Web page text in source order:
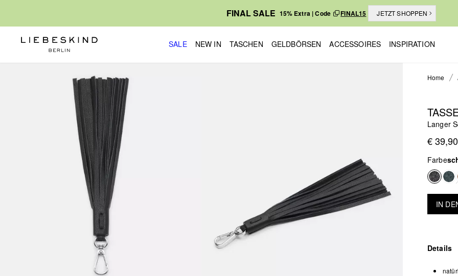
FINAL SALE 15% Extra | Code FINAL15 JETZT SHOPPEN
SALE NEW IN TASCHEN GELDBÖRSEN ACCESSOIRES INSPIRATION
Home
Langer
€ 39,90
Farbe
IN
Details